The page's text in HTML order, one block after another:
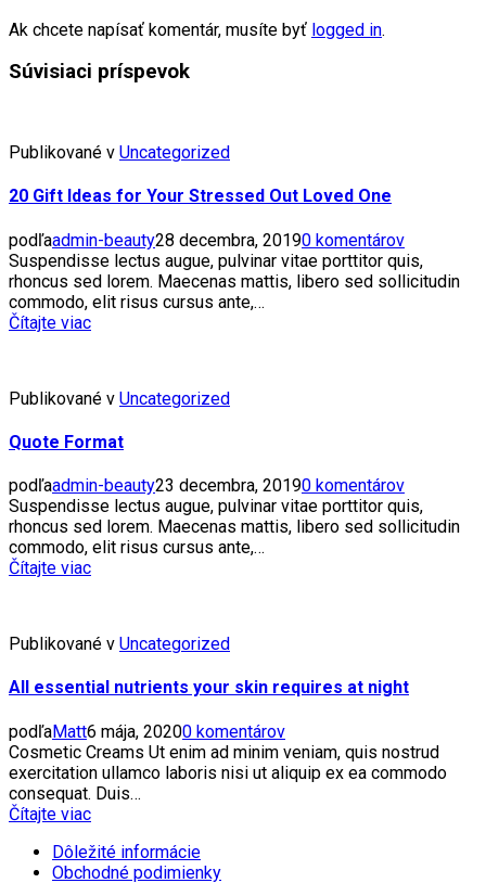
Ak chcete napísať komentár, musíte byť logged in.
Súvisiaci príspevok
Publikované v Uncategorized
20 Gift Ideas for Your Stressed Out Loved One
podľaadmin-beauty28 decembra, 20190 komentárov
Suspendisse lectus augue, pulvinar vitae porttitor quis,
rhoncus sed lorem. Maecenas mattis, libero sed sollicitudin
commodo, elit risus cursus ante,…
Čítajte viac
Publikované v Uncategorized
Quote Format
podľaadmin-beauty23 decembra, 20190 komentárov
Suspendisse lectus augue, pulvinar vitae porttitor quis,
rhoncus sed lorem. Maecenas mattis, libero sed sollicitudin
commodo, elit risus cursus ante,…
Čítajte viac
Publikované v Uncategorized
All essential nutrients your skin requires at night
podľaMatt6 mája, 20200 komentárov
Cosmetic Creams Ut enim ad minim veniam, quis nostrud
exercitation ullamco laboris nisi ut aliquip ex ea commodo
consequat. Duis…
Čítajte viac
Dôležité informácie
Obchodné podimienky